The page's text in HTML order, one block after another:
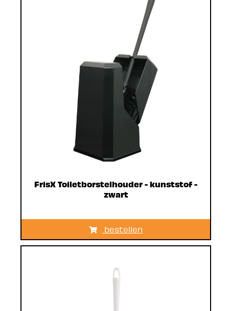
FrisX Toiletborstelhouder - kunststof -
zwart
bestellen